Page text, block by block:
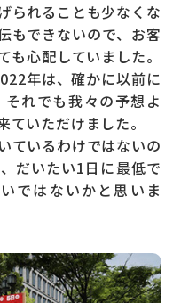
られることも少なくな
もできないので、お客
も心配していました。
年は、確かに以前に
れでも我々の予想よ
いただけました。
ているわけではないの
だいたい1日に最低で
ではないかと思いま